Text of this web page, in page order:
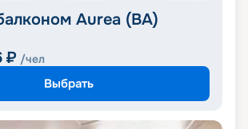
Aurea (BA)
₽ /чел
Выбрать